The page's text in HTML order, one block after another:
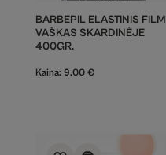
BARBEPIL ELASTINIS FILM
VAŠKAS SKARDINĖJE
400GR.
Kaina: 9.00 €